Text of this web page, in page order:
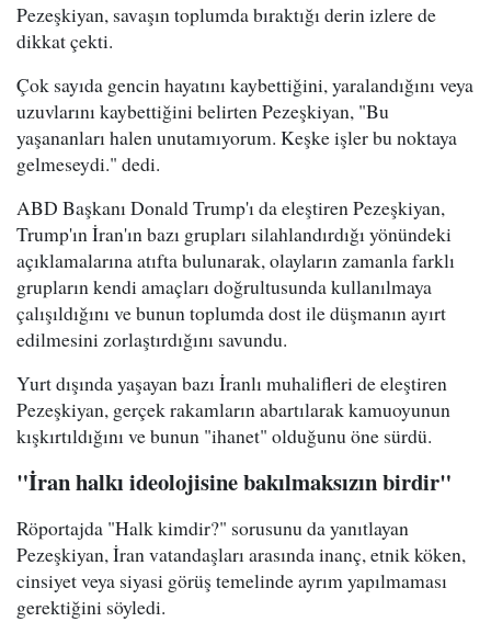
Pezeşkiyan, savaşın toplumda bıraktığı derin izlere de
dikkat çekti.
Çok sayıda gencin hayatını kaybettiğini, yaralandığını veya
uzuvlarını kaybettiğini belirten Pezeşkiyan, "Bu
yaşananları halen unutamıyorum. Keşke işler bu noktaya
gelmeseydi." dedi.
ABD Başkanı Donald Trump'ı da eleştiren Pezeşkiyan,
Trump'ın İran'ın bazı grupları silahlandırdığı yönündeki
açıklamalarına atıfta bulunarak, olayların zamanla farklı
grupların kendi amaçları doğrultusunda kullanılmaya
çalışıldığını ve bunun toplumda dost ile düşmanın ayırt
edilmesini zorlaştırdığını savundu.
Yurt dışında yaşayan bazı İranlı muhalifleri de eleştiren
Pezeşkiyan, gerçek rakamların abartılarak kamuoyunun
kışkırtıldığını ve bunun "ihanet" olduğunu öne sürdü.
"İran halkı ideolojisine bakılmaksızın birdir"
Röportajda "Halk kimdir?" sorusunu da yanıtlayan
Pezeşkiyan, İran vatandaşları arasında inanç, etnik köken,
cinsiyet veya siyasi görüş temelinde ayrım yapılmaması
gerektiğini söyledi.